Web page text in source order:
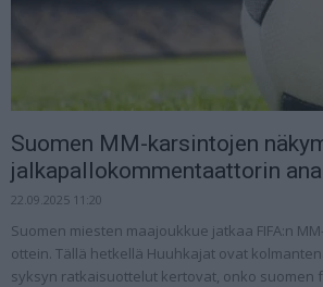
Suomen MM-karsintojen
jalkapallokommentaattorin
22.09.2025 11:20
Suomen miesten maajoukkue jatkaa FIFA:n
ottein. Tällä hetkellä Huuhkajat ovat
syksyn ratkaisuottelut kertovat, onko suomen